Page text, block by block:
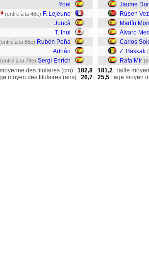
Yoel
(entré à la 46e) F. Lejeune
Juncà
T. Inui
à la 65e) Rubén Peña
Adrián
(entré à la 79e) Sergi Enrich
Jaume
Rúben
Martín
Álvaro
Carlos
Z. Bakkali
Rafa Mir
des titulaires (cm) : 182,8
moyen des titulaires (ans) : 26,7
181,2 : taille
25,5 : age moyen